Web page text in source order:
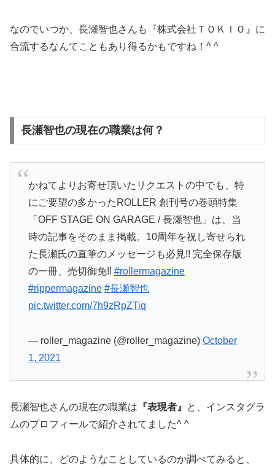
なのでいつか、長瀬智也さんも『株式会社ＴＯＫＩＯ』に
合流するなんてこともあり得るかもですね！^ ^
長瀬智也の現在の職業は何？
かねてよりお寄せ頂いたリクエストの中でも、特
にご要望の多かったROLLER 創刊号の巻頭特集
「OFF STAGE ON GARAGE / 長瀬智也」は、当
時の記事をそのまま掲載。10周年を祝し寄せられ
た長瀬氏の直筆のメッセージも必見!! 完全保存版
の一冊、売切御免!! #rollermagazine
#rippermagazine #長瀬智也
pic.twitter.com/7h9zRpZTiq
— roller_magazine (@roller_magazine) October
1, 2021
長瀬智也さんの現在の職業は 『表現者』
と、インスタグラ
ムのプロフィールで紹介されてました^ ^
具体的に、どのようなことしているのか調べてみると、